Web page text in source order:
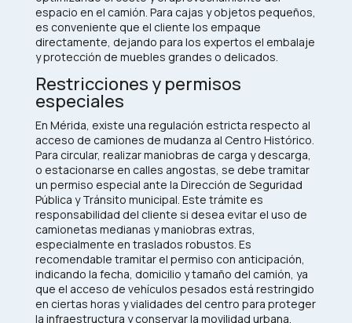
espacio en el camión. Para cajas y objetos pequeños,
es conveniente que el cliente los empaque
directamente, dejando para los expertos el embalaje
y protección de muebles grandes o delicados.​
Restricciones y permisos
especiales
En Mérida, existe una regulación estricta respecto al
acceso de camiones de mudanza al Centro Histórico.
Para circular, realizar maniobras de carga y descarga,
o estacionarse en calles angostas, se debe tramitar
un permiso especial ante la Dirección de Seguridad
Pública y Tránsito municipal. Este trámite es
responsabilidad del cliente si desea evitar el uso de
camionetas medianas y maniobras extras,
especialmente en traslados robustos. Es
recomendable tramitar el permiso con anticipación,
indicando la fecha, domicilio y tamaño del camión, ya
que el acceso de vehículos pesados está restringido
en ciertas horas y vialidades del centro para proteger
la infraestructura y conservar la movilidad urbana.​